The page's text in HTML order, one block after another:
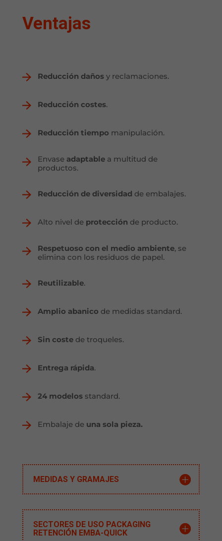
Ventajas
Reducción dañosy reclamaciones.
Reducción costes.
Reducción tiempo manipulación.
Envase adaptablea multitud de
productos.
Reducción de diversidad de embalajes.
Alto nivel de protección de producto.
Respetuoso con el medio ambiente, se
elimina con los residuos de papel.
Reutilizable.
Amplio abanico de medidas standard.
Sin costede troqueles.
Entrega rápida.
24 modelosstandard.
Embalaje de una sola pieza.
MEDIDAS Y GRAMAJES
SECTORES DE USO PACKAGING
RETENCIÓN EMBA-QUICK